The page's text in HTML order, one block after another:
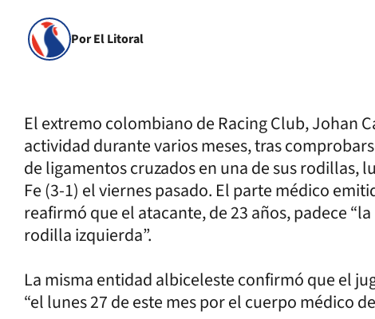
Por El Litoral
El extremo colombiano de Racing Club, Johan
actividad durante varios meses, tras
de ligamentos cruzados en una de sus rodillas,
Fe (3-1) el viernes pasado. El parte médico
reafirmó que el atacante, de 23 años, padece
rodilla izquierda”.
La misma entidad albiceleste confirmó que el
“el lunes 27 de este mes por el cuerpo médico